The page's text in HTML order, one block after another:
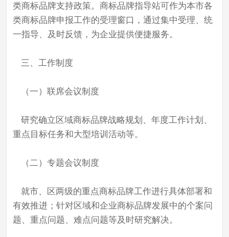
类商标品牌支持政策。商标品牌指导站可作为本市各
类商标品牌申报工作的受理窗口，通过集中受理、统
一指导、及时反馈，为企业提供便捷服务。
三、工作制度
（一）联席会议制度
研究确立区域商标品牌战略规划、年度工作计划、
重点目标任务和大型培训活动等。
（二）专题会议制度
就市、区两级的重点商标品牌工作进行具体部署和
有效推进；针对区域和企业商标品牌发展中的个案问
题、重点问题、难点问题等及时研究解决。